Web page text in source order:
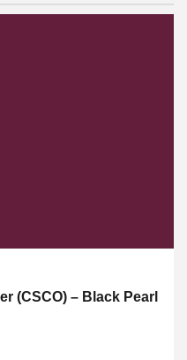
(CSCO) – Black Pearl